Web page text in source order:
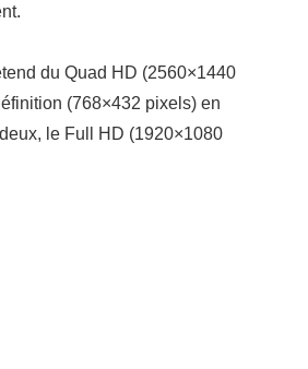
du Quad HD (2560×1440
(768×432 pixels) en
le Full HD (1920×1080